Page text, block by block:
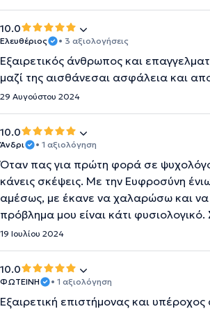
10.0
Ελευθέριος • 3 αξιολογήσεις
Εξαιρετικός άνθρωπος και
μαζί της αισθάνεσαι ασφάλεια και
29 Αυγούστου 2024
10.0
Άνδρι • 1 αξιολόγηση
Όταν πας για πρώτη φορά σε
κάνεις σκέψεις. Με την Ευφροσύνη
αμέσως, με έκανε να χαλαρώσω και
πρόβλημα μου είναι κάτι
19 Ιουλίου 2024
10.0
ΦΩΤΕΙΝΗ • 1 αξιολόγηση
Εξαιρετική επιστήμονας και